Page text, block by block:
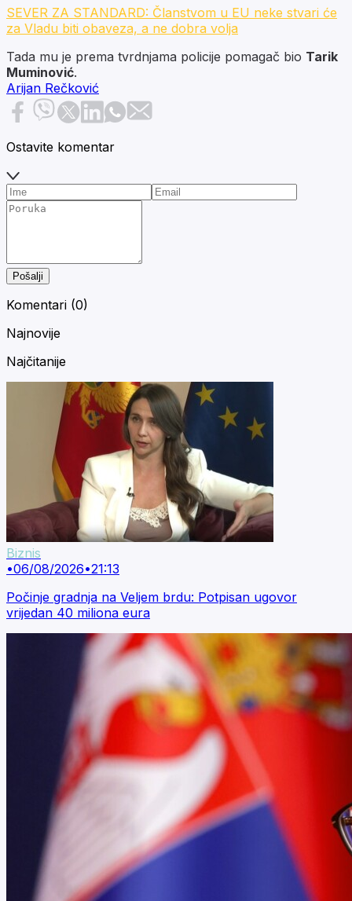
SEVER ZA STANDARD: Članstvom u EU neke stvari će
za Vladu biti obaveza, a ne dobra volja
Tada mu je prema tvrdnjama policije pomagač bio Tarik
Muminović.
Arijan Rečković
Ostavite komentar
Pošalji
Komentari (0)
Najnovije
Najčitanije
Biznis
•06/08/2026•21:13
Počinje gradnja na Veljem brdu: Potpisan ugovor
vrijedan 40 miliona eura